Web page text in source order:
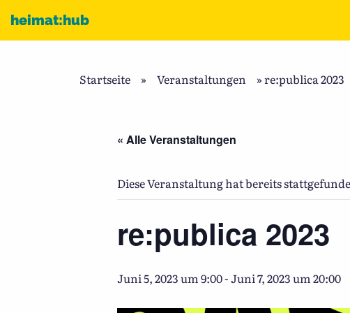
heimat:hub
Startseite » Veranstaltungen »re:publica 2023
« Alle Veranstaltungen
Diese Veranstaltung hat bereits
re:publica 2023
Juni 5, 2023 um 9:00-Juni 7, 2023 um 20:00